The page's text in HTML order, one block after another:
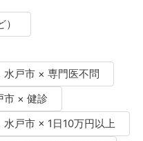
水戸市 × 専門医不問
市 × 健診
水戸市 × 1日10万円以上